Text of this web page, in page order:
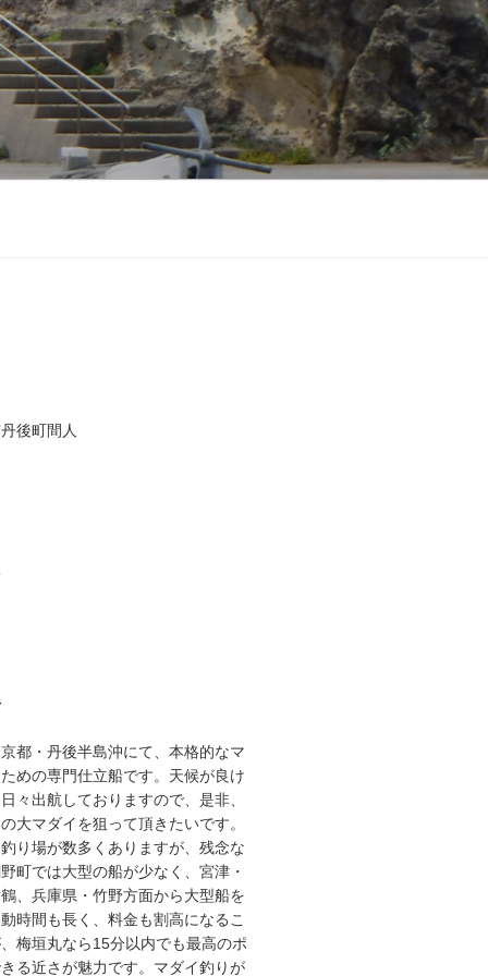
後町間人
都・丹後半島沖にて、本格的なマ
めの専門仕立船です。天候が良け
々出航しておりますので、是非、
大マダイを狙って頂きたいです。
り場が数多くありますが、残念な
町では大型の船が少なく、宮津・
、兵庫県・竹野方面から大型船を
時間も長く、料金も割高になるこ
梅垣丸なら15分以内でも最高のポ
る近さが魅力です。マダイ釣りが